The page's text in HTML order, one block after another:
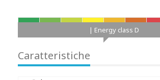
A+ A B C
| Energy class D
D E F
Caratteristiche